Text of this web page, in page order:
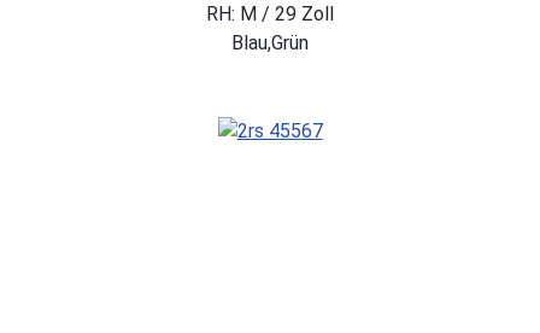
RH: M / 29 Zoll
Blau,Grün